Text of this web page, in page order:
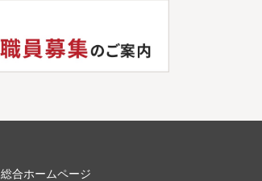
総合ホームページ